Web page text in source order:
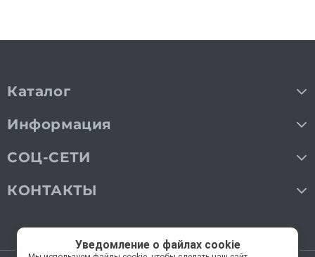
Каталог
Информация
СОЦ-СЕТИ
КОНТАКТЫ
Уведомление о файлах cookie